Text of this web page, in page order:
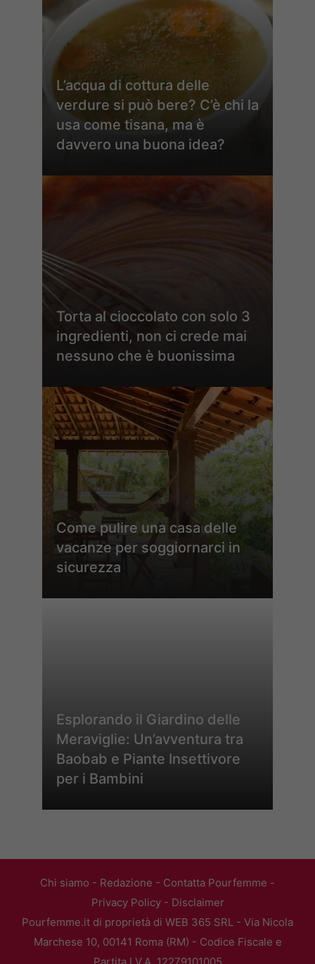
L’acqua di cottura delle
verdure si può bere? C’è chi la
usa come tisana, ma è
davvero una buona idea?
Torta al cioccolato con solo 3
ingredienti, non ci crede mai
nessuno che è buonissima
Come pulire una casa delle
vacanze per soggiornarci in
sicurezza
Esplorando il Giardino delle
Meraviglie: Un’avventura tra
Baobab e Piante Insettivore
per i Bambini
Chi siamo - Redazione - Contatta Pourfemme -
Privacy Policy- Disclaimer
Pourfemme.it di proprietà di WEB 365 SRL - Via Nicola
Marchese 10, 00141 Roma (RM) - Codice Fiscale e